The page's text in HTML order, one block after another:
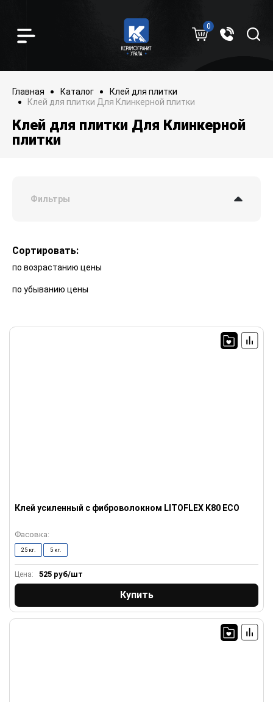
0
Главная Каталог
Клей для плитки
Клей для плитки Для Клинкерной плитки
Клей для плитки Для Клинкерной
плитки
Фильтры
Сортировать:
по возрастанию цены
по убыванию цены
Клей усиленный с фиброволокном LITOFLEX K80 ECO
Цена: 525 руб/шт
Купить
Фасовка:
25 кг. 5 кг.